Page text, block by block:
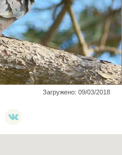
Загружено: 09/03/2018